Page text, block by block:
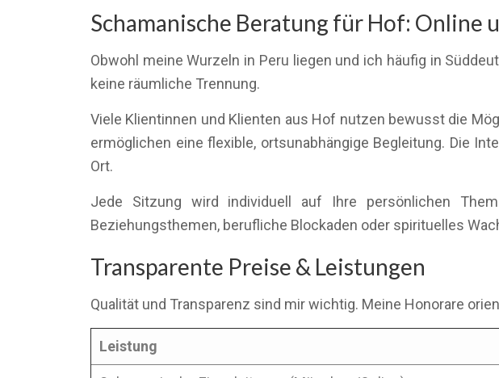
Schamanische Beratung für Hof: Online
Obwohl meine Wurzeln in Peru liegen und ich häufig in
keine räumliche Trennung.
Viele Klientinnen und Klienten aus Hof nutzen bewusst die
ermöglichen eine flexible, ortsunabhängige Begleitung. Die
Ort.
Jede Sitzung wird individuell auf Ihre persönlichen
Beziehungsthemen, berufliche Blockaden oder spirituelles
Transparente Preise & Leistungen
Qualität und Transparenz sind mir wichtig. Meine Honorare
Leistung